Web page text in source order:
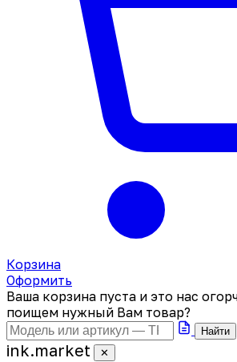
Корзина
Оформить
Ваша корзина пуста и это нас
поищем нужный Вам товар?
Найти
ink.market ✕